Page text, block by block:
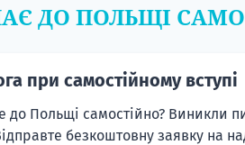
ДО ПОЛЬЩІ
при самостійному вступі
до Польщі самостійно? Виникли
безкоштовну заявку на